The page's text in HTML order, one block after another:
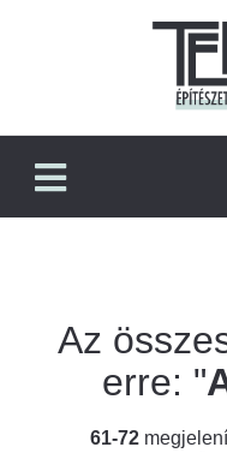
Az
erre: "
61-72